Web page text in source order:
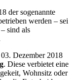
der sogenannte
werden – sei
sind als
Dezember 2018
. Diese verbietet eine
Wohnsitz oder